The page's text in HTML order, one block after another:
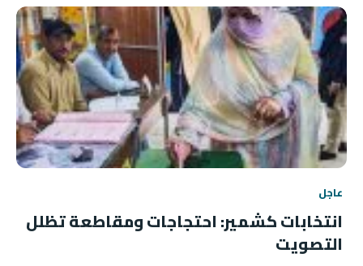
عاجل
انتخابات كشمير: احتجاجات ومقاطعة تظلل
التصويت